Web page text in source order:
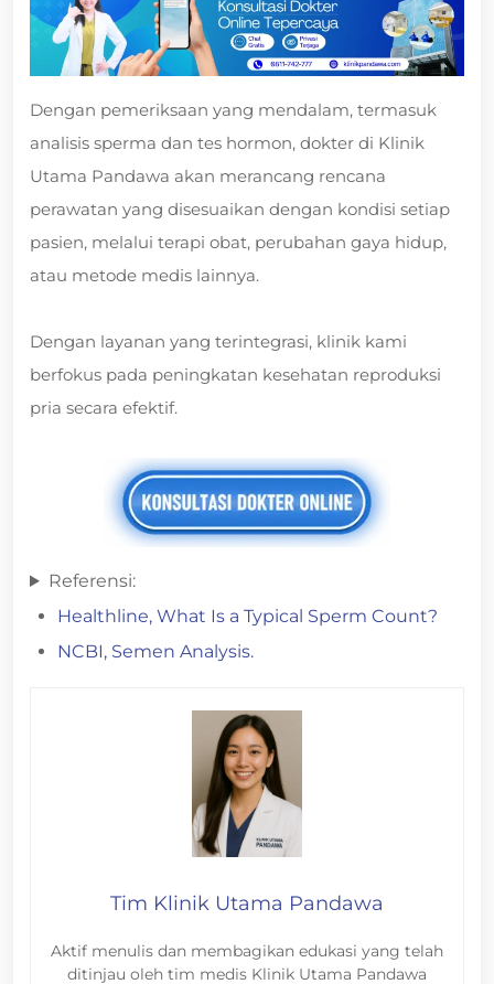
Dengan pemeriksaan yang mendalam, termasuk
analisis sperma dan tes hormon, dokter di Klinik
Utama Pandawa akan merancang rencana
perawatan yang disesuaikan dengan kondisi setiap
pasien, melalui terapi obat, perubahan gaya hidup,
atau metode medis lainnya.
Dengan layanan yang terintegrasi, klinik kami
berfokus pada peningkatan kesehatan reproduksi
pria secara efektif.
Referensi:
Healthline, What Is a Typical Sperm Count?
NCBI, Semen Analysis.
Tim Klinik Utama Pandawa
Aktif menulis dan membagikan edukasi yang telah
ditinjau oleh tim medis Klinik Utama Pandawa